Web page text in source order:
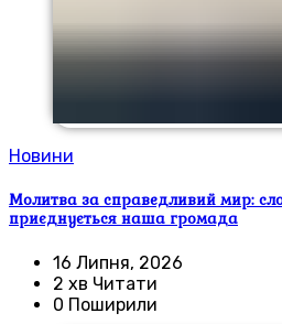
Новини
Молитва за справедливий мир:
приєднується наша громада
16 Липня, 2026
2 хв Читати
0 Поширили